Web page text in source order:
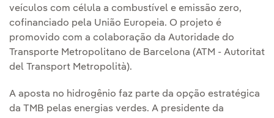
veículos com célula a combustível e emissão zero,
cofinanciado pela União Europeia. O projeto é
promovido com a colaboração da Autoridade do
Transporte Metropolitano de Barcelona (ATM - Autoritat
del Transport Metropolità).
A aposta no hidrogênio faz parte da opção estratégica
da TMB pelas energias verdes. A presidente da